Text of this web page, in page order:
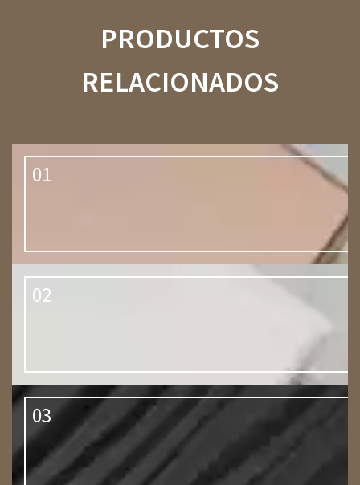
PRODUCTOS
RELACIONADOS
01
02
03